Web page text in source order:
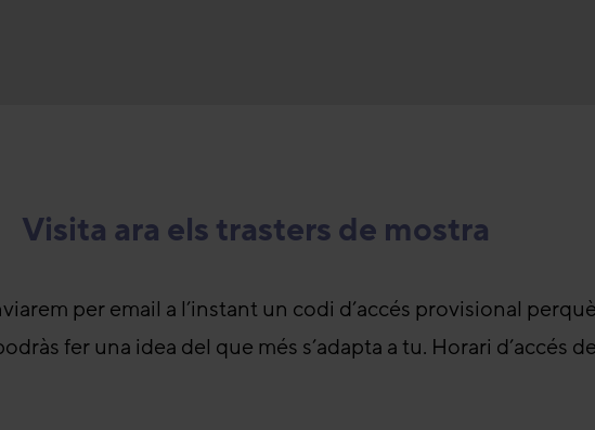
Visita ara els trasters de mostra
per email a l’instant un codi d’accés provisional
fer una idea del que més s’adapta a tu. Horari d’accés